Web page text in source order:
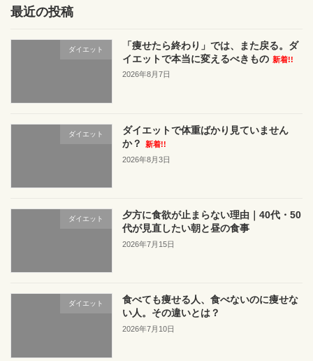
最近の投稿
ダイエット
「痩せたら終わり」では、また戻る。ダ
イエットで本当に変えるべきもの 新着!!
2026年8月7日
ダイエット
ダイエットで体重ばかり見ていません
か？
新着!!
2026年8月3日
ダイエット
夕方に食欲が止まらない理由｜40代・50
代が見直したい朝と昼の食事
2026年7月15日
ダイエット
食べても痩せる人、食べないのに痩せな
い人。その違いとは？
2026年7月10日